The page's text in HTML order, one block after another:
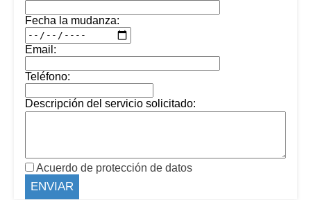
Fecha la mudanza:
Email:
Teléfono:
Descripción del servicio solicitado:
Acuerdo de protección de datos